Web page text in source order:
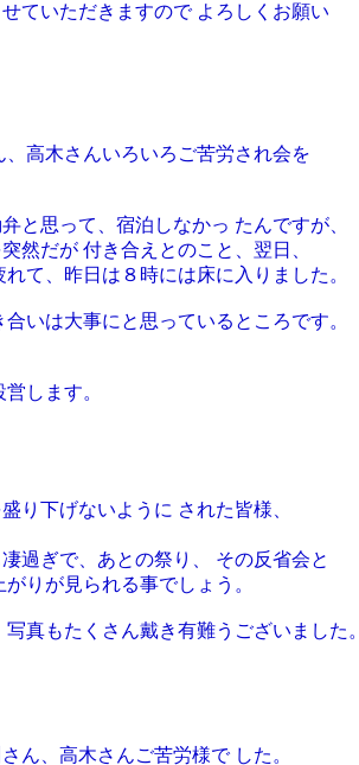
ていただきますので よろしくお願い
高木さんいろいろご苦労され会を
と思って、宿泊しなかっ たんですが、
然だが 付き合えとのこと、翌日、
て、昨日は８時には床に入りました。
いは大事にと思っているところです。
します。
り下げないように された皆様、
過ぎで、あとの祭り、 その反省会と
りが見られる事でしょう。
真もたくさん戴き有難うございました。
ん、高木さんご苦労様で した。